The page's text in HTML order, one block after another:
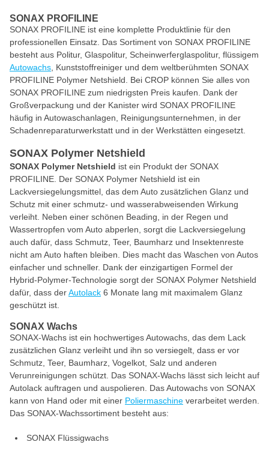
SONAX PROFILINE
SONAX PROFILINE ist eine komplette Produktlinie für den
professionellen Einsatz. Das Sortiment von SONAX PROFILINE
besteht aus Politur, Glaspolitur, Scheinwerferglaspolitur, flüssigem
Autowachs , Kunststoffreiniger und dem weltberühmten SONAX
PROFILINE Polymer Netshield. Bei CROP können Sie alles von
SONAX PROFILINE zum niedrigsten Preis kaufen. Dank der
Großverpackung und der Kanister wird SONAX PROFILINE
häufig in Autowaschanlagen, Reinigungsunternehmen, in der
Schadenreparaturwerkstatt und in der Werkstätten eingesetzt.
SONAX Polymer Netshield
SONAX Polymer Netshield ist ein Produkt der SONAX
PROFILINE. Der SONAX Polymer Netshield ist ein
Lackversiegelungsmittel, das dem Auto zusätzlichen Glanz und
Schutz mit einer schmutz- und wasserabweisenden Wirkung
verleiht. Neben einer schönen Beading, in der Regen und
Wassertropfen vom Auto abperlen, sorgt die Lackversiegelung
auch dafür, dass Schmutz, Teer, Baumharz und Insektenreste
nicht am Auto haften bleiben. Dies macht das Waschen von Autos
einfacher und schneller. Dank der einzigartigen Formel der
Hybrid-Polymer-Technologie sorgt der SONAX Polymer Netshield
dafür, dass derAutolack 6 Monate lang mit maximalem Glanz
geschützt ist.
SONAX Wachs
SONAX-Wachs ist ein hochwertiges Autowachs, das dem Lack
zusätzlichen Glanz verleiht und ihn so versiegelt, dass er vor
Schmutz, Teer, Baumharz, Vogelkot, Salz und anderen
Verunreinigungen schützt. Das SONAX-Wachs lässt sich leicht auf
Autolack auftragen und auspolieren. Das Autowachs von SONAX
kann von Hand oder mit einer Poliermaschine verarbeitet werden.
Das SONAX-Wachssortiment besteht aus:
SONAX Flüssigwachs